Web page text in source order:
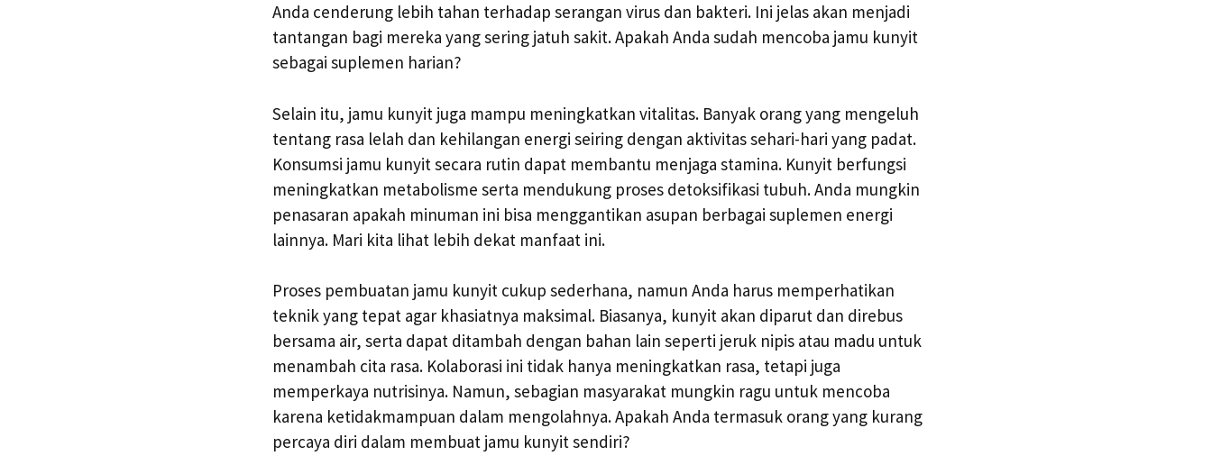
Anda cenderung lebih tahan terhadap serangan virus dan bakteri. Ini jelas akan menjadi
tantangan bagi mereka yang sering jatuh sakit. Apakah Anda sudah mencoba jamu kunyit
sebagai suplemen harian?
Selain itu, jamu kunyit juga mampu meningkatkan vitalitas. Banyak orang yang mengeluh
tentang rasa lelah dan kehilangan energi seiring dengan aktivitas sehari-hari yang padat.
Konsumsi jamu kunyit secara rutin dapat membantu menjaga stamina. Kunyit berfungsi
meningkatkan metabolisme serta mendukung proses detoksifikasi tubuh. Anda mungkin
penasaran apakah minuman ini bisa menggantikan asupan berbagai suplemen energi
lainnya. Mari kita lihat lebih dekat manfaat ini.
Proses pembuatan jamu kunyit cukup sederhana, namun Anda harus memperhatikan
teknik yang tepat agar khasiatnya maksimal. Biasanya, kunyit akan diparut dan direbus
bersama air, serta dapat ditambah dengan bahan lain seperti jeruk nipis atau madu untuk
menambah cita rasa. Kolaborasi ini tidak hanya meningkatkan rasa, tetapi juga
memperkaya nutrisinya. Namun, sebagian masyarakat mungkin ragu untuk mencoba
karena ketidakmampuan dalam mengolahnya. Apakah Anda termasuk orang yang kurang
percaya diri dalam membuat jamu kunyit sendiri?